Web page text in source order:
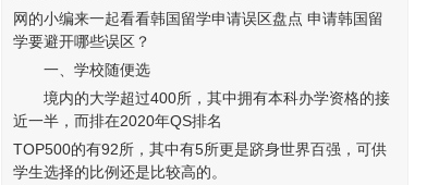
网的小编来一起看看韩国留学申请误区盘点 申请韩国留
学要避开哪些误区？
一、学校随便选
境内的大学超过400所，其中拥有本科办学资格的接
近一半，而排在2020年QS排名
TOP500的有92所，其中有5所更是跻身世界百强，可供
学生选择的比例还是比较高的。